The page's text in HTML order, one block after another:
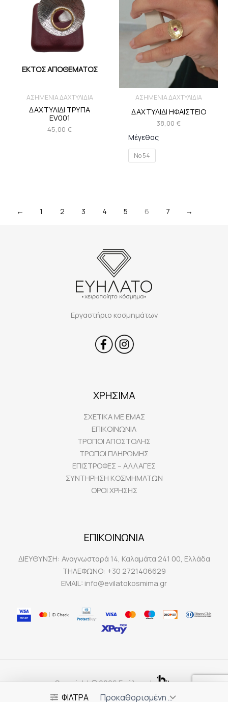
ΦΙΛΤΡΑ
ΕΚΤΌΣ ΑΠΟΘΈΜΑΤΟΣ
ΑΣΗΜΕΝΙΑ ΔΑΧΤΥΛΙΔΙΑ
ΔΑΧΤΥΛΙΔΙ ΤΡΥΠΑ
EV001
45,00 €
ΑΣΗΜΕΝΙΑ ΔΑΧΤΥΛΙΔΙΑ
ΔΑΧΤΥΛΙΔΙ ΗΦΑΙΣΤΕΙΟ
38,00 €
Μέγεθος
Νο 54
← 1 2 3 4 5 6 7 →
Εργαστήριο κοσμημάτων
ΧΡΗΣΙΜΑ
ΣΧΕΤΙΚΑ ΜΕ ΕΜΑΣ
ΕΠΙΚΟΙΝΩΝΙΑ
ΤΡΟΠΟΙ ΑΠΟΣΤΟΛΗΣ
ΤΡΟΠΟΙ ΠΛΗΡΩΜΗΣ
ΕΠΙΣΤΡΟΦΕΣ – ΑΛΛΑΓΕΣ
ΣΥΝΤΗΡΗΣΗ ΚΟΣΜΗΜΑΤΩΝ
ΟΡΟΙ ΧΡΗΣΗΣ
ΕΠΙΚΟΙΝΩΝΙΑ
ΔΙΕΥΘΥΝΣΗ: Αναγνωσταρά 14, Καλαμάτα 241 00, Ελλάδα
ΤΗΛΕΦΩΝΟ: +30 2721406629
EMAIL: info@evilatokosmima.gr
Copyright © 2026 Ευήλατο |